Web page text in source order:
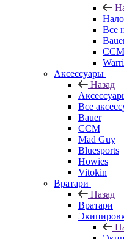
Все
CCM
Аксессуары
Назад
Все
Bauer
CCM
Mad Guy
Bluesports
Howies
Vitokin
Вратари
Назад
Вратари